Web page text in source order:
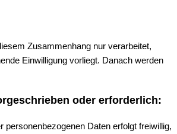
Zusammenhang nur verarbeitet,
Einwilligung vorliegt. Danach werden
oder erforderlich:
personenbezogenen Daten erfolgt freiwillig,